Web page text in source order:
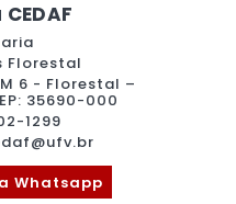
Florestal
6 - Florestal –
35690-000
1299
Whatsapp